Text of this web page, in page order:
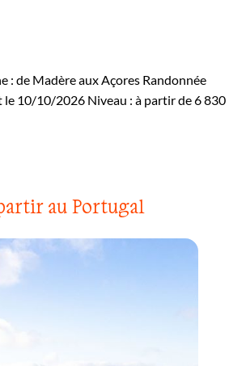
: de Madère aux Açores Randonnée
le 10/10/2026 Niveau : à partir de6 830
au Portugal